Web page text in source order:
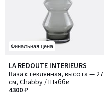
Финальная цена
LA REDOUTE INTERIEURS
Ваза стеклянная, высота — 27
см, Chabby / Шэбби
4300 ₽